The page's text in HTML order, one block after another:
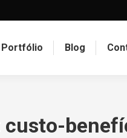
Portfólio Blog
custo-